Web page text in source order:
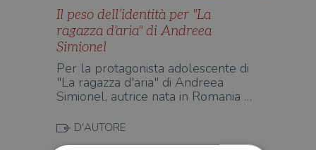
Il peso dell’identità per "La
ragazza d'aria" di Andreea
Simionel
Per la protagonista adolescente di
"La ragazza d'aria" di Andreea
Simionel, autrice nata in Romania …
D'AUTORE